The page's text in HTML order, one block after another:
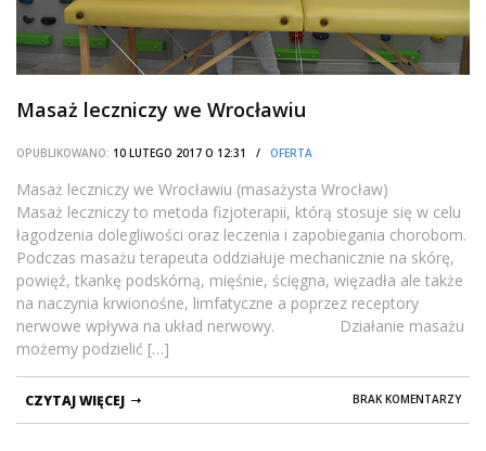
Masaż leczniczy we Wrocławiu
OPUBLIKOWANO: 10 LUTEGO 2017 O 12:31 / OFERTA
Masaż leczniczy we Wrocławiu (masażysta Wrocław)
Masaż leczniczy to metoda fizjoterapii, którą stosuje się w celu
łagodzenia dolegliwości oraz leczenia i zapobiegania chorobom.
Podczas masażu terapeuta oddziałuje mechanicznie na skórę,
powięź, tkankę podskórną, mięśnie, ścięgna, więzadła ale także
na naczynia krwionośne, limfatyczne a poprzez receptory
nerwowe wpływa na układ nerwowy. Działanie masażu
możemy podzielić […]
BRAK KOMENTARZY
CZYTAJ WIĘCEJ